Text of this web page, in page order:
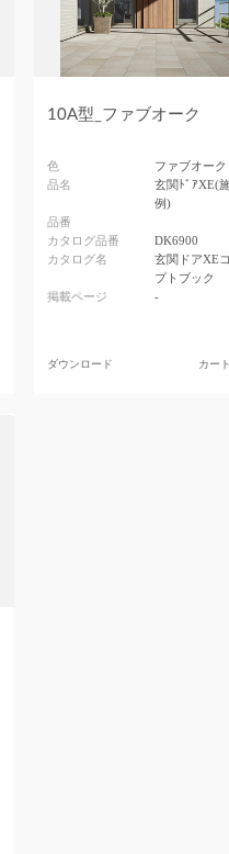
10A型_ファブオーク
色
ファブオーク
品名
玄関ﾄﾞｱXE(
例)
品番
カタログ品番
DK6900
カタログ名
玄関ドアXE
プトブック
掲載ページ
-
ダウンロード カー